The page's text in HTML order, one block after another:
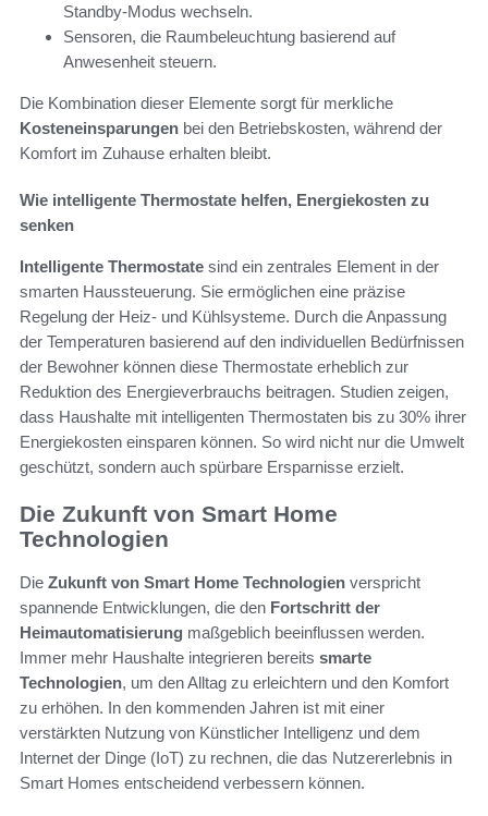
Standby-Modus wechseln.
Sensoren, die Raumbeleuchtung basierend auf
Anwesenheit steuern.
Die Kombination dieser Elemente sorgt für merkliche
Kosteneinsparungen bei den Betriebskosten, während der
Komfort im Zuhause erhalten bleibt.
Wie intelligente Thermostate helfen, Energiekosten zu
senken
Intelligente Thermostate sind ein zentrales Element in der
smarten Haussteuerung. Sie ermöglichen eine präzise
Regelung der Heiz- und Kühlsysteme. Durch die Anpassung
der Temperaturen basierend auf den individuellen Bedürfnissen
der Bewohner können diese Thermostate erheblich zur
Reduktion des Energieverbrauchs beitragen. Studien zeigen,
dass Haushalte mit intelligenten Thermostaten bis zu 30% ihrer
Energiekosten einsparen können. So wird nicht nur die Umwelt
geschützt, sondern auch spürbare Ersparnisse erzielt.
Die Zukunft von Smart Home
Technologien
Die Zukunft von Smart Home Technologien verspricht
spannende Entwicklungen, die den Fortschritt der
Heimautomatisierung maßgeblich beeinflussen werden.
Immer mehr Haushalte integrieren bereits smarte
Technologien, um den Alltag zu erleichtern und den Komfort
zu erhöhen. In den kommenden Jahren ist mit einer
verstärkten Nutzung von Künstlicher Intelligenz und dem
Internet der Dinge (IoT) zu rechnen, die das Nutzererlebnis in
Smart Homes entscheidend verbessern können.